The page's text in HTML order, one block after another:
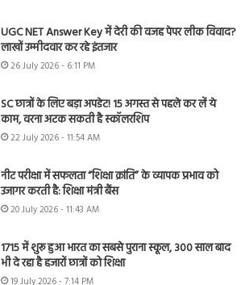
UGC NET Answer Key में देरी की वजह पेपर लीक विवाद?
लाखों उम्मीदवार कर रहे इंतजार
26 July 2026 - 6:11 PM
SC छात्रों के लिए बड़ा अपडेट! 15 अगस्त से पहले कर लें ये
काम, वरना अटक सकती है स्कॉलरशिप
22 July 2026 - 11:54 AM
नीट परीक्षा में सफलता “शिक्षा क्रांति” के व्यापक प्रभाव को
उजागर करती है: शिक्षा मंत्री बैंस
20 July 2026 - 11:43 AM
1715 में शुरू हुआ भारत का सबसे पुराना स्कूल, 300 साल बाद
भी दे रहा है हजारों छात्रों को शिक्षा
19 July 2026 - 7:14 PM